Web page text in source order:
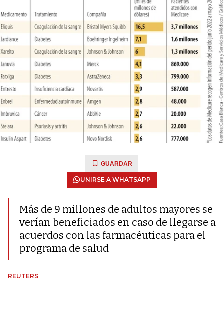
GUARDAR
UNIRSE A WHATSAPP
Más de 9 millones de adultos mayores se
verían beneficiados en caso de llegarse a
acuerdos con las farmacéuticas para el
programa de salud
REUTERS